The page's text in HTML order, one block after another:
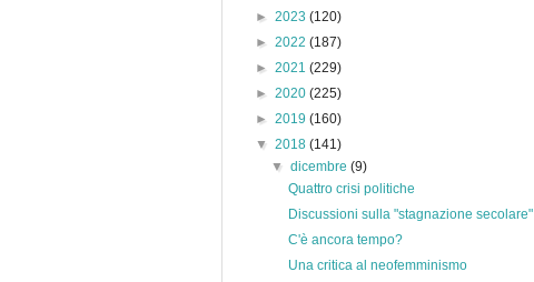
► 2023 (120)
► 2022 (187)
► 2021 (229)
► 2020 (225)
► 2019 (160)
▼ 2018 (141)
▼dicembre(9)
Quattro crisi politiche
Discussioni sulla "stagnazione secolare"
C'è ancora tempo?
Una critica al neofemminismo